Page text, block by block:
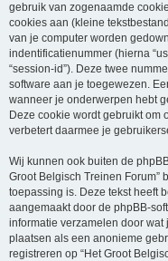
gebruik van zogenaamde
cookies aan (kleine
van je computer worden
indentificatienummer (hierna
“session-id”). Deze twee
software aan je toegewezen.
wanneer je onderwerpen hebt
Deze cookie wordt gebruikt om
verbetert daarmee je
Wij kunnen ook buiten de
Groot Belgisch Treinen Forum”
toepassing is. Deze tekst heeft
aangemaakt door de phpBB-
informatie verzamelen door
plaatsen als een anonieme
registreren op “Het Groot